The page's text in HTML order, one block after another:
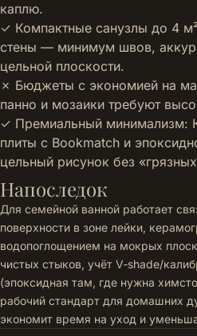
каплю.
✓ Компактные санузлы до 4
стены — минимум швов,
цельной плоскости.
✗ Бюджеты с экономией на
панно и мозаики требуют
✓ Премиальный минимализм:
плиты с Bookmatch и
цельный рисунок без
Напоследок
Для семейной ванной работает
поверхности в зоне лейки,
водопоглощением на мокрых
чистых стыков, учёт V‑shade/
(эпоксидная там, где нужна
рабочий стандарт для домашних
экономит время на уход и